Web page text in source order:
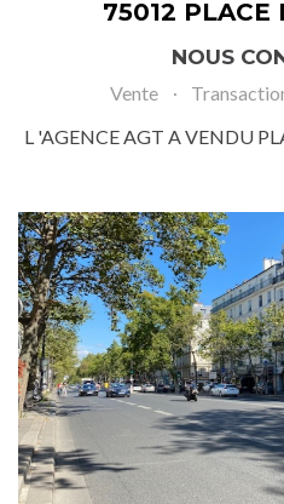
75012 PLACE
NOUS
Vente
L 'AGENCE AGT A VENDU